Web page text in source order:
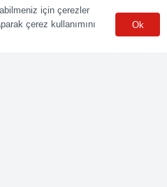
için çerezler
çerez kullanımını
Ok